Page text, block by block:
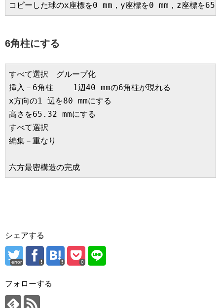
コピーした球のx座標を0 mm，y座標を0 mm，z座標を
6角柱にする
すべて選択　グループ化
挿入－6角柱    1辺40 mmの6角柱が現れる
x方向の1 辺を80 mmにする
高さを65.32 mmにする
すべて選択
編集－重なり
六方最密構造の完成
シェアする
error 0
フォローする